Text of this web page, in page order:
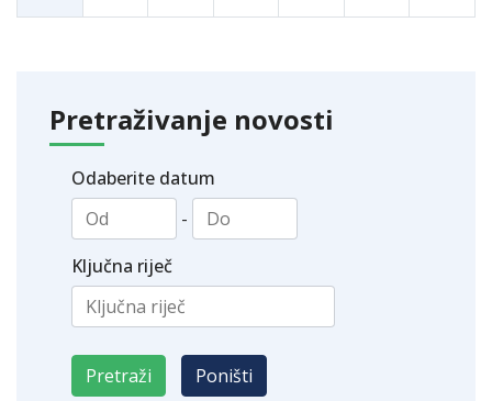
Pretraživanje novosti
Odaberite datum
-
Ključna riječ